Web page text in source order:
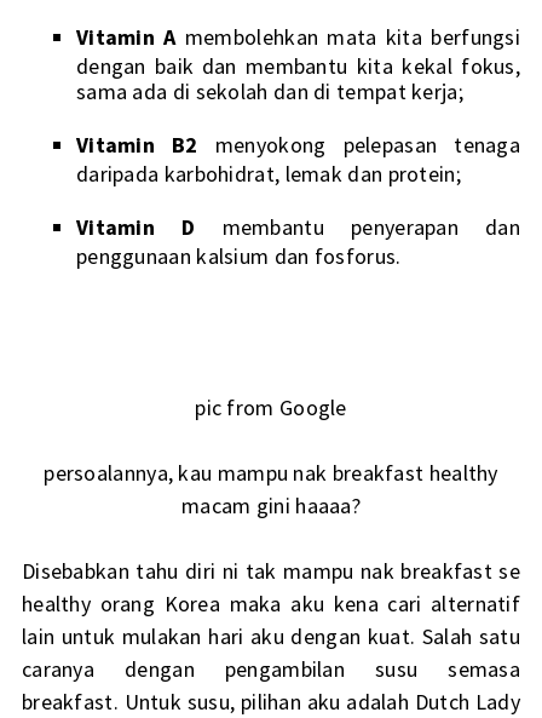
Vitamin A membolehkan mata kita berfungsi
dengan baik dan membantu kita kekal fokus,
sama ada di sekolah dan di tempat kerja;
Vitamin B2 menyokong pelepasan tenaga
daripada karbohidrat, lemak dan protein;
Vitamin D membantu penyerapan dan
penggunaan kalsium dan fosforus.
pic from Google
persoalannya, kau mampu nak breakfast healthy
macam gini haaaa?
Disebabkan tahu diri ni tak mampu nak breakfast se
healthy orang Korea maka aku kena cari alternatif
lain untuk mulakan hari aku dengan kuat. Salah satu
caranya dengan pengambilan susu semasa
breakfast. Untuk susu, pilihan aku adalah Dutch Lady